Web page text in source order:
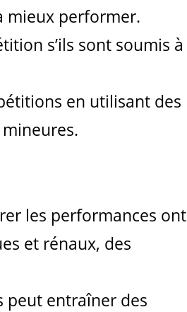
mieux performer.
s’ils sont soumis à
en utilisant des
les performances ont
et rénaux, des
peut entraîner des